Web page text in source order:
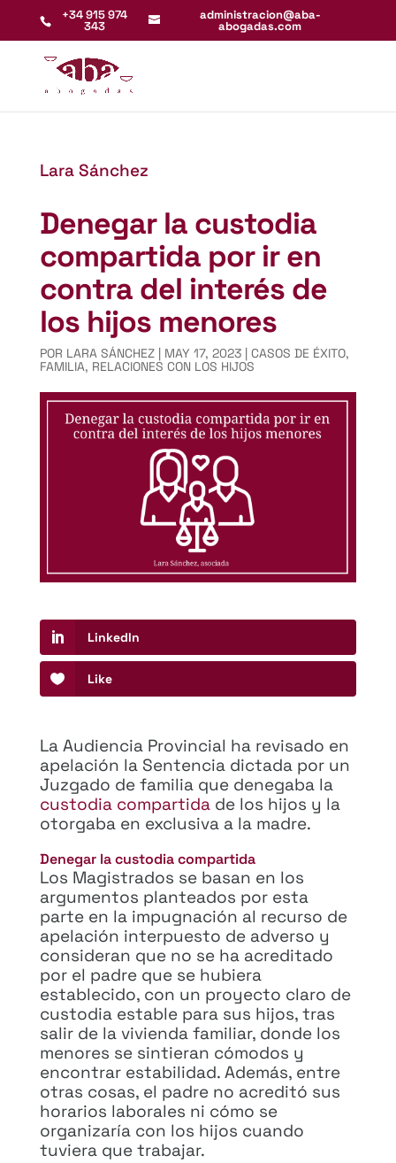
+34 915 974
343
administracion@aba-
abogadas.com
Lara Sánchez
Denegar la custodia
compartida por ir en
contra del interés de
los hijos menores
POR LARA SÁNCHEZ| MAY 17, 2023| CASOS DE ÉXITO,
FAMILIA, RELACIONES CON LOS HIJOS
LinkedIn
Like
La Audiencia Provincial ha revisado en
apelación la Sentencia dictada por un
Juzgado de familia que denegaba la
custodia compartidade los hijos y la
otorgaba en exclusiva a la madre.
Denegar la custodia compartida
Los Magistrados se basan en los
argumentos planteados por esta
parte en la impugnación al recurso de
apelación interpuesto de adverso y
consideran que no se ha acreditado
por el padre que se hubiera
establecido, con un proyecto claro de
custodia estable para sus hijos, tras
salir de la vivienda familiar, donde los
menores se sintieran cómodos y
encontrar estabilidad. Además, entre
otras cosas, el padre no acreditó sus
horarios laborales ni cómo se
organizaría con los hijos cuando
tuviera que trabajar.